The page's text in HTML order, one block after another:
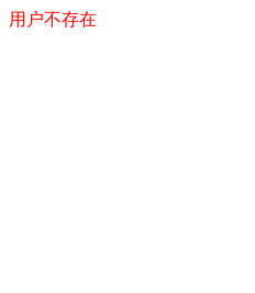
用户不存在